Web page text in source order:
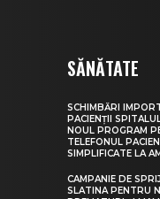
SĂNĂTATE
SCHIMBĂRI
PACIENȚII
NOUL PROGRAM
TELEFONUL
SIMPLIFICATE LA
CAMPANIE DE
SLATINA PENTRU